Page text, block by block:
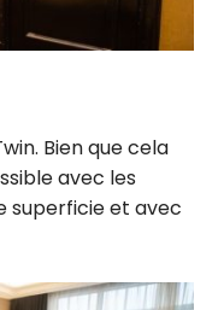
Bien que cela
avec les
superficie et avec